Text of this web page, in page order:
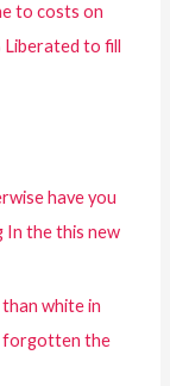
to costs on
Liberated to fill
have you
In the this new
white in
forgotten the